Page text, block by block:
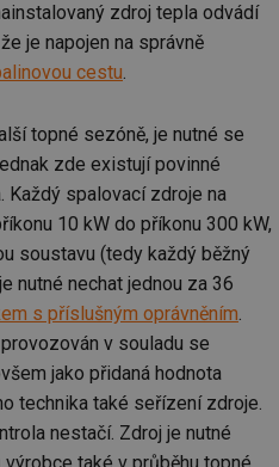
zdroj tepla odvádí
je napojen na správně
cestu.
topné sezóně, je nutné se
zde existují povinné
Každý spalovací zdroje na
10 kW do příkonu 300 kW,
soustavu (tedy každý běžný
nutné nechat jednou za 36
s příslušným oprávněním.
v souladu se
jako přidaná hodnota
technika také seřízení zdroje.
nestačí. Zdroj je nutné